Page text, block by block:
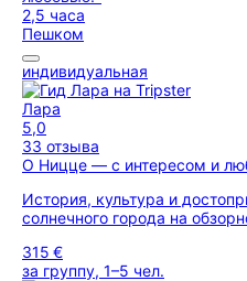
2,5 часа
Пешком
индивидуальная
Лара
5,0
33 отзыва
О Ницце — с интересом и
История, культура и
солнечного города на
315 €
за группу, 1–5 чел.